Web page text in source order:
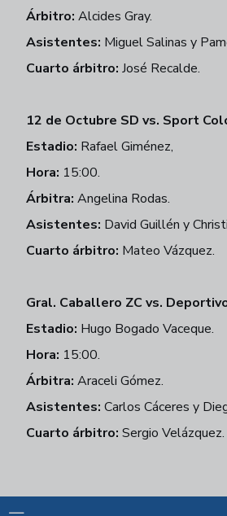
Árbitro: Alcides Gray.
Asistentes: Miguel Salinas y
Cuarto árbitro: José Recalde.
12 de Octubre SD vs. Sport
Estadio: Rafael Giménez,
Hora: 15:00.
Árbitra: Angelina Rodas.
Asistentes: David Guillén y
Cuarto árbitro: Mateo Vázquez.
Gral. Caballero ZC vs.
Estadio: Hugo Bogado Vaceque.
Hora: 15:00.
Árbitra: Araceli Gómez.
Asistentes: Carlos Cáceres y
Cuarto árbitro: Sergio Velázquez.